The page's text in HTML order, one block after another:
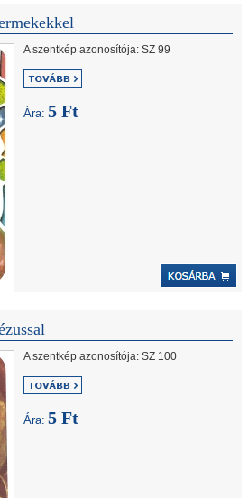
A szentkép azonosítója: SZ 99
Ára: 5 Ft
A szentkép azonosítója: SZ 100
Ára: 5 Ft